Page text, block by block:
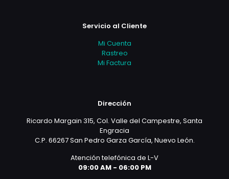
Servicio al Cliente
Mi Cuenta
Rastreo
Mi Factura
Dirección
Ricardo Margain 315, Col. Valle del Campestre, Santa
Engracia
C.P. 66267 San Pedro Garza García, Nuevo León.
Atención telefónica de L-V
09:00 AM - 06:00 PM